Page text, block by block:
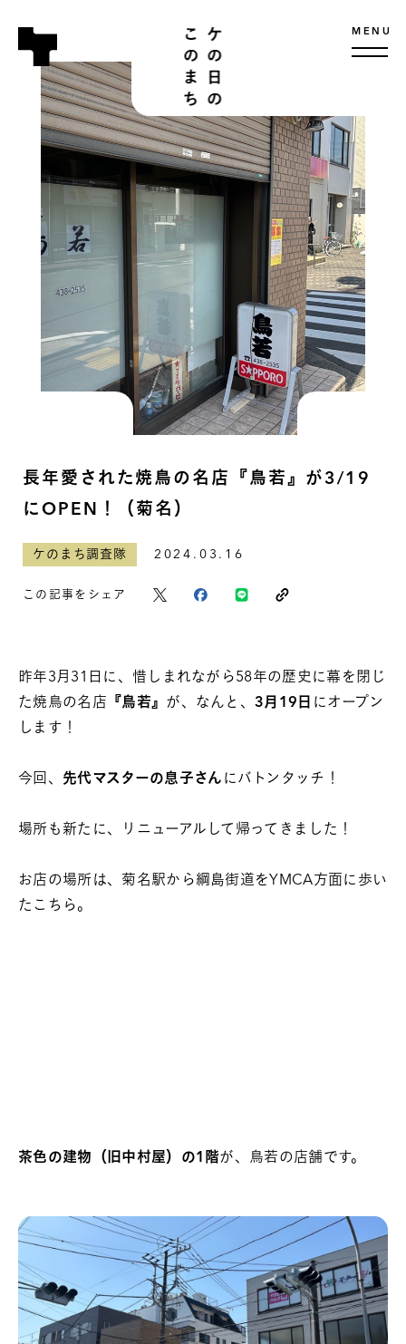
長年愛された焼鳥の名店『鳥若』が3/19
にOPEN！（菊名）
ケのまち調査隊 2024.03.16
この記事をシェア
昨年3月31日に、惜しまれながら58年の歴史に幕を閉じ
た焼鳥の名店 『鳥若』 が、なんと、3月19日 にオープン
します！
今回、 先代マスターの息子さん にバトンタッチ！
場所も新たに、リニューアルして帰ってきました！
お店の場所は、菊名駅から綱島街道をYMCA方面に歩い
たこちら。
茶色の建物（旧中村屋）の1階が、鳥若の店舗です。